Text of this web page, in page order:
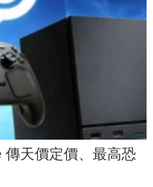
傳天價定價、最高恐